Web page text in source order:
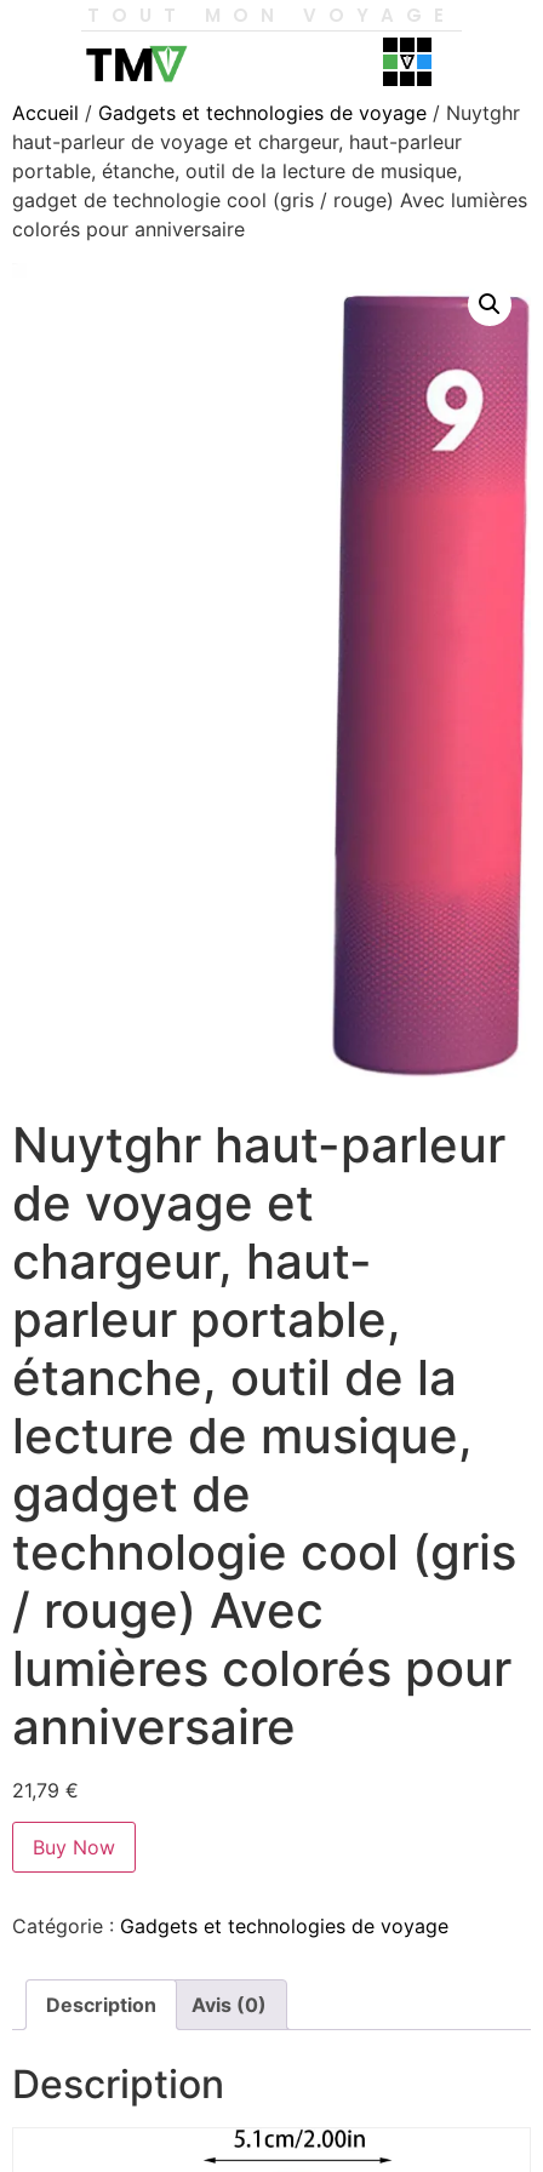
TOUT MON VOYAGE
Accueil / Gadgets et technologies de voyage / Nuytghr
haut-parleur de voyage et chargeur, haut-parleur
portable, étanche, outil de la lecture de musique,
gadget de technologie cool (gris / rouge) Avec lumières
colorés pour anniversaire
Nuytghr haut-parleur
de voyage et
chargeur, haut-
parleur portable,
étanche, outil de la
lecture de musique,
gadget de
technologie cool (gris
/ rouge) Avec
lumières colorés pour
anniversaire
21,79 €
Buy Now
Catégorie : Gadgets et technologies de voyage
Description Avis (0)
Description